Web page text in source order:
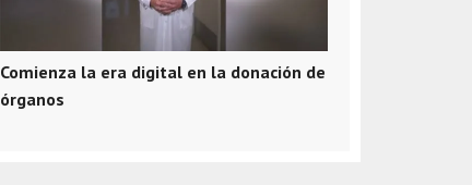
Comienza la era digital en la donación de
órganos